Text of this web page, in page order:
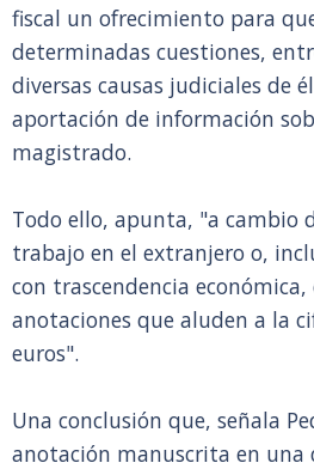
fiscal un ofrecimiento para
determinadas cuestiones,
diversas causas judiciales de
aportación de información
magistrado.
Todo ello, apunta, "a cambio
trabajo en el extranjero o,
con trascendencia
anotaciones que aluden a la
euros".
Una conclusión que, señala
anotación manuscrita en una